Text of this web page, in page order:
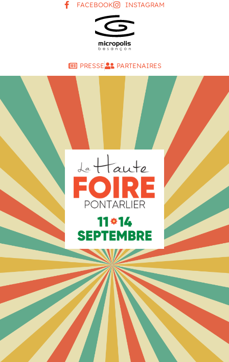
FACEBOOK INSTAGRAM
PRESSE PARTENAIRES